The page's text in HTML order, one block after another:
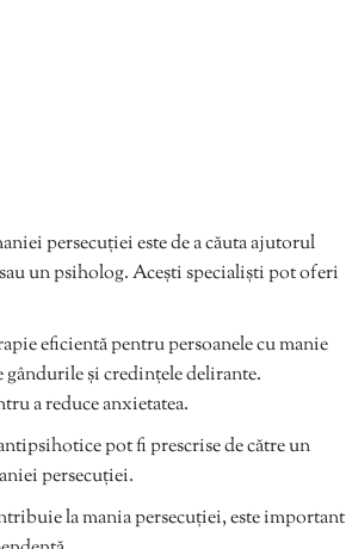
persecuției este de a căuta ajutorul
un psiholog. Acești specialiști pot oferi
eficientă pentru persoanele cu manie
gândurile și credințele delirante.
a reduce anxietatea.
pot fi prescrise de către un
persecuției.
la mania persecuției, este important